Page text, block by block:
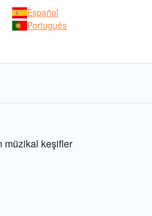
Español
Português
müzikal keşifler